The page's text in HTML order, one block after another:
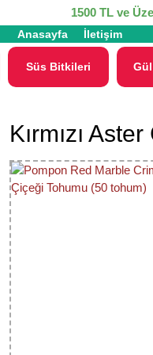
1500 TL ve
Anasayfa İletişim
Süs Bitkileri
Kırmızı